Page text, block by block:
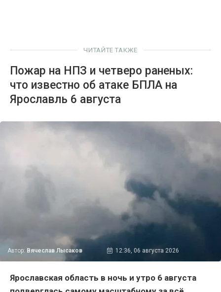
ЧИТАЙТЕ ТАКЖЕ
Пожар на НПЗ и четверо раненых:
что известно об атаке БПЛА на
Ярославль 6 августа
Автор: Вячеслав Лысаков 12:36, 06 августа 2026
Ярославская область в ночь и утро 6 августа